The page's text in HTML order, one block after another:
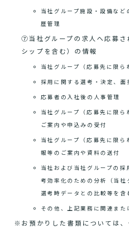
当社グループ施設・設備な
歴管理
⑦当社グループの求人へ応募さ
シップを含む）の情報
当社グループ（応募先に限ら
採用に関する選考・決定、面
応募者の入社後の人事管理
当社グループ（応募先に限ら
ご案内や申込みの受付
当社グループ（応募先に限
報等のご案内や資料の送付
当社および当社グループの
考効率化のための分析（当社
選考時データとの比較等を含
その他、上記業務に関連また
※お預かりした書類については、